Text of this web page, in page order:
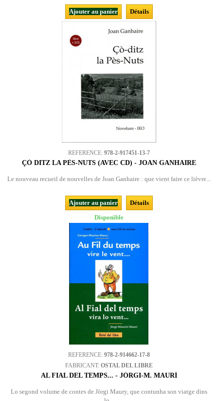
Ajouter au panier Détails
REFERENCE: 978-2-917451-13-7
ÇÒ DITZ LA PÈS-NUTS (AVEC CD) - JOAN GANHAIRE
Le nouveau recueil de nouvelles de Joan Ganhaire : que vient faire ce lièvre...
Ajouter au panier
Détails
Disponible
REFERENCE: 978-2-914662-17-8
FABRICANT: OSTAL DEL LIBRE
AL FIAL DEL TEMPS... - JÒRGI-M. MAURÍ
Lo segond volume de contes de Jòrgi Maury, que contunha son viatge dins